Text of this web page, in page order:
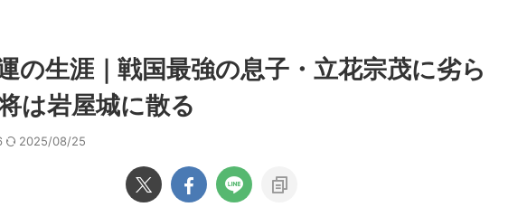
の生涯｜戦国最強の息子・立花宗茂に劣ら
は岩屋城に散る
2025/08/25